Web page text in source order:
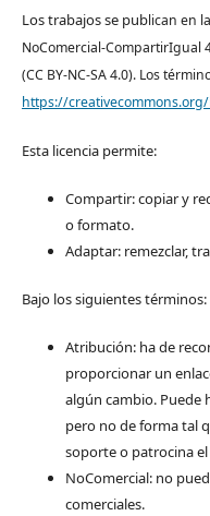
Los trabajos se publican en
NoComercial-CompartirIgual
(CC BY-NC-SA 4.0). Los
https://
Esta licencia permite:
Compartir: copiar y
o formato.
Adaptar: remezclar,
Bajo los siguientes términos:
Atribución: ha de
proporcionar un
algún cambio. Puede
pero no de forma tal
soporte o patrocina el
NoComercial: no
comerciales.